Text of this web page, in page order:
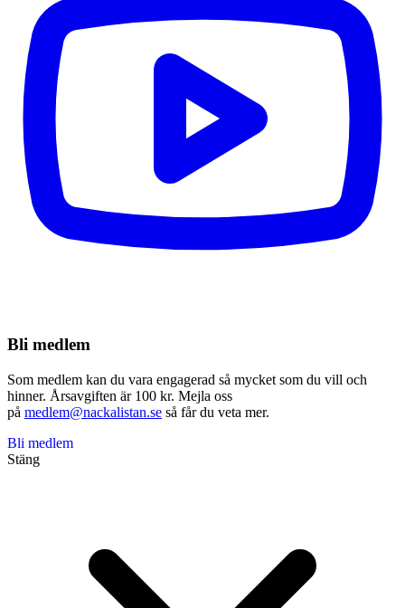
Bli medlem
Som medlem kan du vara engagerad så mycket som du vill och
hinner. Årsavgiften är 100 kr. Mejla oss
på medlem@nackalistan.se så får du veta mer.
Bli medlem
Stäng